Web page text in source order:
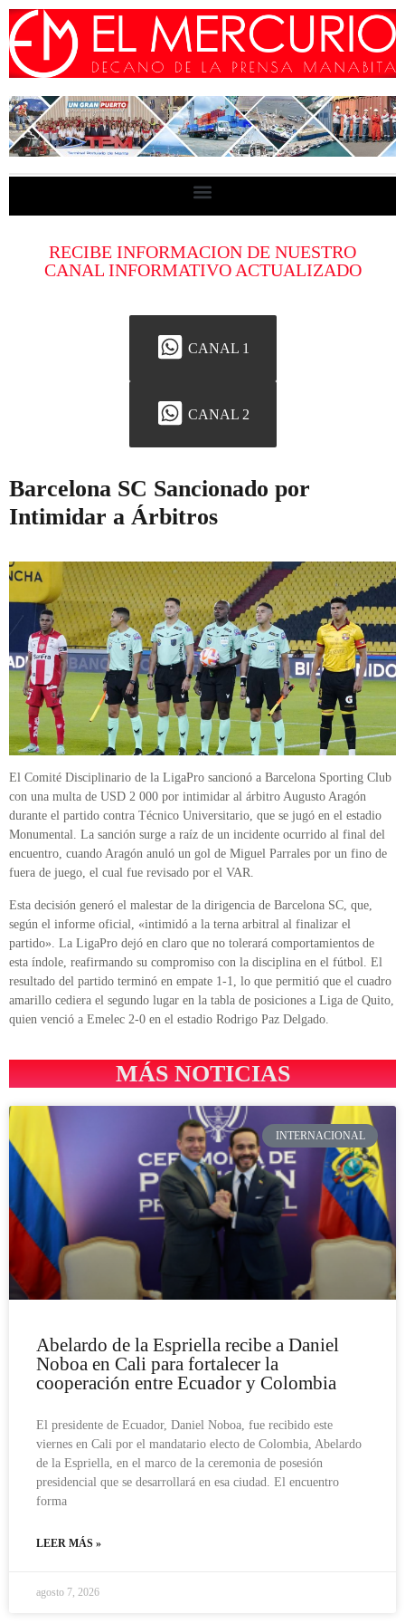
RECIBE INFORMACION DE NUESTRO
CANAL INFORMATIVO ACTUALIZADO
CANAL 1
CANAL 2
Barcelona SC Sancionado por
Intimidar a Árbitros
El Comité Disciplinario de la LigaPro sancionó a Barcelona Sporting Club
con una multa de USD 2 000 por intimidar al árbitro Augusto Aragón
durante el partido contra Técnico Universitario, que se jugó en el estadio
Monumental. La sanción surge a raíz de un incidente ocurrido al final del
encuentro, cuando Aragón anuló un gol de Miguel Parrales por un fino de
fuera de juego, el cual fue revisado por el VAR.
Esta decisión generó el malestar de la dirigencia de Barcelona SC, que,
según el informe oficial, «intimidó a la terna arbitral al finalizar el
partido». La LigaPro dejó en claro que no tolerará comportamientos de
esta índole, reafirmando su compromiso con la disciplina en el fútbol. El
resultado del partido terminó en empate 1-1, lo que permitió que el cuadro
amarillo cediera el segundo lugar en la tabla de posiciones a Liga de Quito,
quien venció a Emelec 2-0 en el estadio Rodrigo Paz Delgado.
MÁS NOTICIAS
INTERNACIONAL
Abelardo de la Espriella recibe a Daniel
Noboa en Cali para fortalecer la
cooperación entre Ecuador y Colombia
El presidente de Ecuador, Daniel Noboa, fue recibido este
viernes en Cali por el mandatario electo de Colombia, Abelardo
de la Espriella, en el marco de la ceremonia de posesión
presidencial que se desarrollará en esa ciudad. El encuentro
forma
LEER MÁS »
agosto 7, 2026